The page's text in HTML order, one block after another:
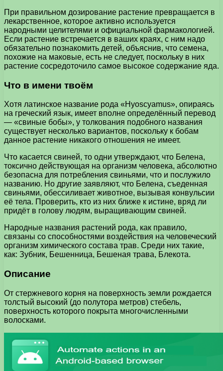
При правильном дозирование растение превращается в
лекарственное, которое активно используется
народными целителями и официальной фармакологией.
Если растение встречается в ваших краях, с ним надо
обязательно познакомить детей, объяснив, что семена,
похожие на маковые, есть не следует, поскольку в них
растение сосредоточило самое высокое содержание яда.
Что в имени твоём
Хотя латинское название рода «Hyoscyamus», опираясь
на греческий язык, имеет вполне определённый перевод
— «свиные бобы», у толкования подобного названия
существует несколько вариантов, поскольку к бобам
данное растение никакого отношения не имеет.
Что касается свиней, то одни утверждают, что Белена,
токсично действующая на организм человека, абсолютно
безопасна для потребления свиньями, что и послужило
названию. Но другие заявляют, что Белена, съеденная
свиньями, обессиливает животное, вызывая конвульсии
её тела. Проверить, кто из них ближе к истине, вряд ли
придёт в голову людям, выращивающим свиней.
Народные названия растений рода, как правило,
связаны со способностями воздействия на человеческий
организм химического состава трав. Среди них такие,
как: Зубник, Бешенница, Бешеная трава, Блекота.
Описание
От стержневого корня на поверхность земли рождается
толстый высокий (до полутора метров) стебель,
поверхность которого покрыта многочисленными
волосками.